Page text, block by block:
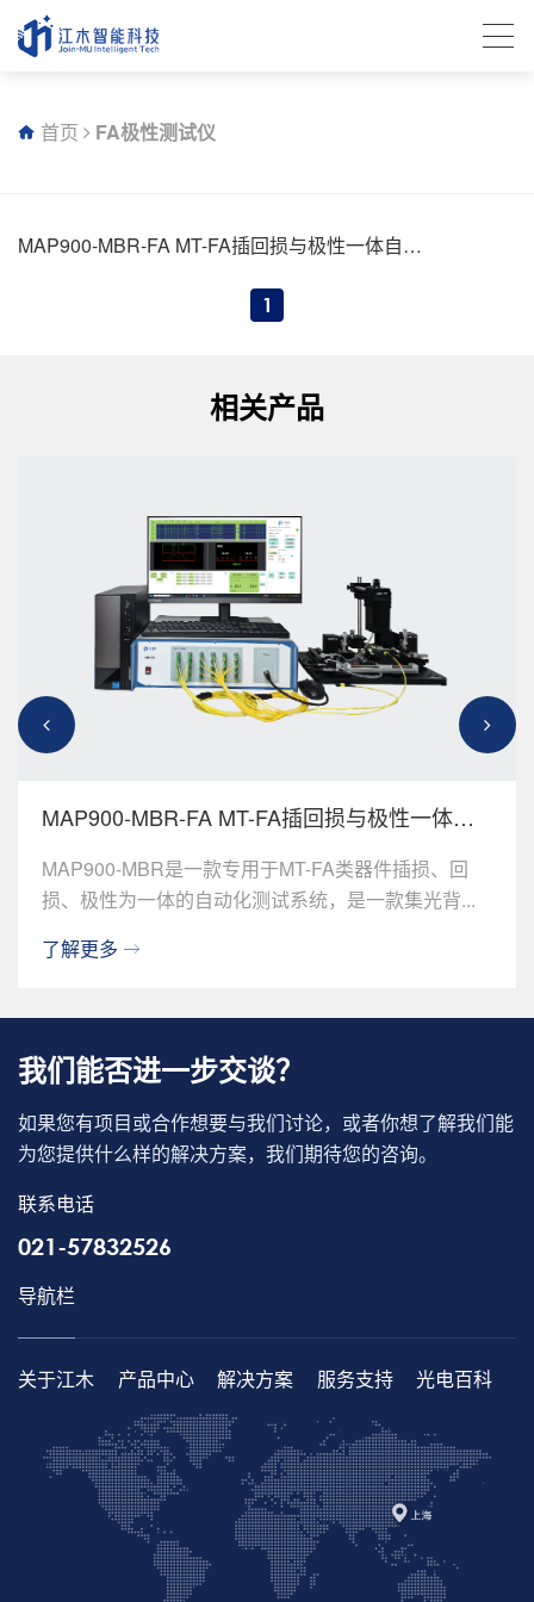
首页 FA极性测试仪
MAP900-MBR-FA MT-FA插回损与极性一体自动
1
相关产品
MAP900-MBR-FA MT-FA插回损与极性一体自
MAP900-MBR是一款专用于MT-FA类器件插损、回
损、极性为一体的自动化测试系统，是一款集光背...
了解更多
我们能否进一步交谈？
如果您有项目或合作想要与我们讨论，或者你想了解我们能
为您提供什么样的解决方案，我们期待您的咨询。
联系电话
021-57832526
导航栏
关于江木 产品中心 解决方案 服务支持 光电百科